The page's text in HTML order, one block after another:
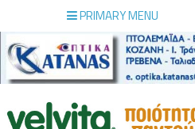
PRIMARY MENU